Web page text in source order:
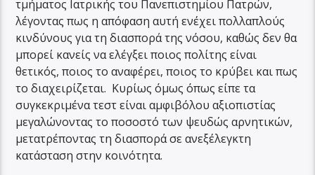
τμήματος Ιατρικής του Πανεπιστημίου Πατρών,
λέγοντας πως η απόφαση αυτή ενέχει πολλαπλούς
κινδύνους για τη διασπορά της νόσου, καθώς δεν θα
μπορεί κανείς να ελέγξει ποιος πολίτης είναι
θετικός, ποιος το αναφέρει, ποιος το κρύβει και πως
το διαχειρίζεται. Κυρίως όμως όπως είπε τα
συγκεκριμένα τεστ είναι αμφιβόλου αξιοπιστίας
μεγαλώνοντας το ποσοστό των ψευδώς αρνητικών,
μετατρέποντας τη διασπορά σε ανεξέλεγκτη
κατάσταση στην κοινότητα.